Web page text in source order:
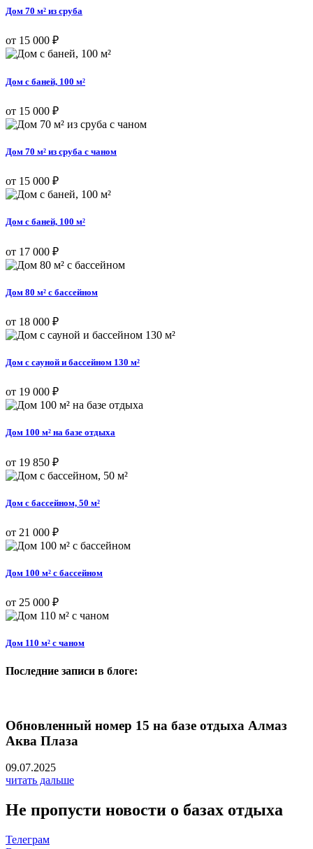
Дом 70 м² из сруба
от 15 000 ₽
Дом с баней, 100 м²
от 15 000 ₽
Дом 70 м² из сруба с чаном
от 15 000 ₽
Дом с баней, 100 м²
от 17 000 ₽
Дом 80 м² с бассейном
от 18 000 ₽
Дом с сауной и бассейном 130 м²
от 19 000 ₽
Дом 100 м² на базе отдыха
от 19 850 ₽
Дом с бассейном, 50 м²
от 21 000 ₽
Дом 100 м² с бассейном
от 25 000 ₽
Дом 110 м² с чаном
Последние записи в блоге:
Обновленный номер 15 на базе отдыха Алмаз
Аква Плаза
09.07.2025
читать дальше
Не пропусти новости о базах отдыха
Телеграм